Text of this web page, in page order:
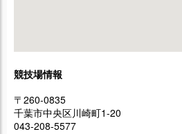
競技場情報
〒260-0835
千葉市中央区川崎町1-20
043-208-5577